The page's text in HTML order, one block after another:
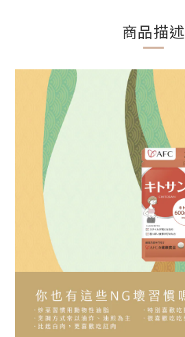
商品描述